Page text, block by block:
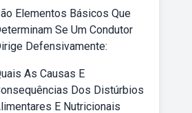
Elementos Básicos Que
Se Um Condutor
Defensivamente:
As Causas E
Dos Distúrbios
E Nutricionais